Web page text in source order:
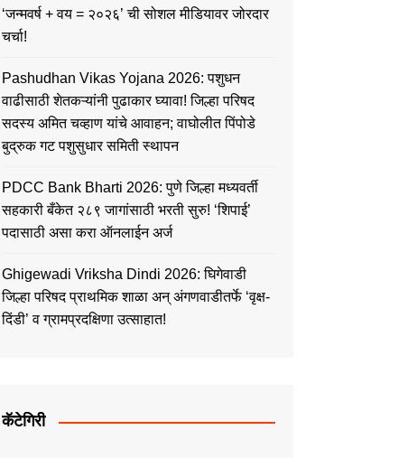
‘जन्मवर्ष + वय = २०२६’ ची सोशल मीडियावर जोरदार
चर्चा!
Pashudhan Vikas Yojana 2026: पशुधन
वाढीसाठी शेतकऱ्यांनी पुढाकार घ्यावा! जिल्हा परिषद
सदस्य अमित चव्हाण यांचे आवाहन; वाघोलीत पिंपोडे
बुद्रुक गट पशुसुधार समिती स्थापन
PDCC Bank Bharti 2026: पुणे जिल्हा मध्यवर्ती
सहकारी बँकेत २८९ जागांसाठी भरती सुरु! ‘शिपाई’
पदासाठी असा करा ऑनलाईन अर्ज
Ghigewadi Vriksha Dindi 2026: घिगेवाडी
जिल्हा परिषद प्राथमिक शाळा अन् अंगणवाडीतर्फे ‘वृक्ष-
दिंडी’ व ग्रामप्रदक्षिणा उत्साहात!
कॅटेगिरी